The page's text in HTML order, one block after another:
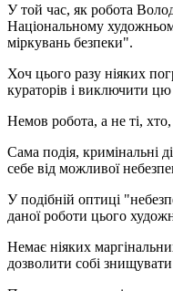
У той час, як робота
Національному
міркувань безпеки".
Хоч цього разу ніяких
кураторів і виключити цю
Немов робота, а не ті,
Сама подія, кримінальні
себе від можливої
У подібній оптиці
даної роботи цього
Немає ніяких
дозволити собі